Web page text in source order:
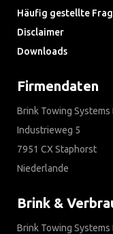
Häufig gestellte
Disclaimer
Downloads
Firmendaten
Brink Towing Systems
Industrieweg 5
7951 CX Staphorst
Niederlande
Brink &
Brink Towing Systems